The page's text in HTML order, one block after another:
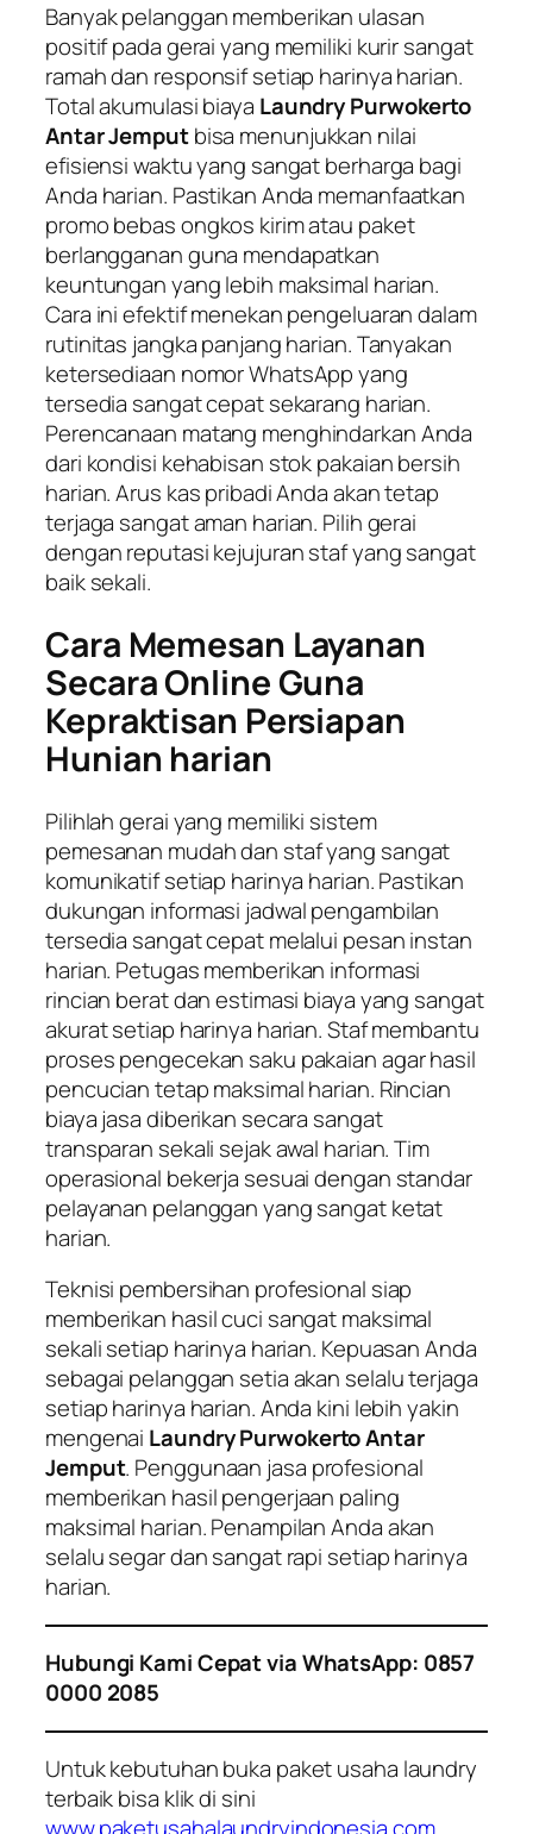
Banyak pelanggan memberikan ulasan
positif pada gerai yang memiliki kurir sangat
ramah dan responsif setiap harinya harian.
Total akumulasi biaya Laundry Purwokerto
Antar Jemputbisa menunjukkan nilai
efisiensi waktu yang sangat berharga bagi
Anda harian. Pastikan Anda memanfaatkan
promo bebas ongkos kirim atau paket
berlangganan guna mendapatkan
keuntungan yang lebih maksimal harian.
Cara ini efektif menekan pengeluaran dalam
rutinitas jangka panjang harian. Tanyakan
ketersediaan nomor WhatsApp yang
tersedia sangat cepat sekarang harian.
Perencanaan matang menghindarkan Anda
dari kondisi kehabisan stok pakaian bersih
harian. Arus kas pribadi Anda akan tetap
terjaga sangat aman harian. Pilih gerai
dengan reputasi kejujuran staf yang sangat
baik sekali.
Cara Memesan Layanan
Secara Online Guna
Kepraktisan Persiapan
Hunian harian
Pilihlah gerai yang memiliki sistem
pemesanan mudah dan staf yang sangat
komunikatif setiap harinya harian. Pastikan
dukungan informasi jadwal pengambilan
tersedia sangat cepat melalui pesan instan
harian. Petugas memberikan informasi
rincian berat dan estimasi biaya yang sangat
akurat setiap harinya harian. Staf membantu
proses pengecekan saku pakaian agar hasil
pencucian tetap maksimal harian. Rincian
biaya jasa diberikan secara sangat
transparan sekali sejak awal harian. Tim
operasional bekerja sesuai dengan standar
pelayanan pelanggan yang sangat ketat
harian.
Teknisi pembersihan profesional siap
memberikan hasil cuci sangat maksimal
sekali setiap harinya harian. Kepuasan Anda
sebagai pelanggan setia akan selalu terjaga
setiap harinya harian. Anda kini lebih yakin
mengenai Laundry Purwokerto Antar
Jemput. Penggunaan jasa profesional
memberikan hasil pengerjaan paling
maksimal harian. Penampilan Anda akan
selalu segar dan sangat rapi setiap harinya
harian.
Hubungi Kami Cepat via WhatsApp: 0857
0000 2085
Untuk kebutuhan buka paket usaha laundry
terbaik bisa klik di sini